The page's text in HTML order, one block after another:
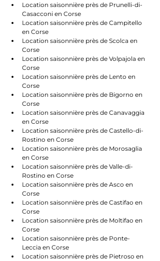
Location saisonnière près de Prunelli-di-
Casacconi en Corse
Location saisonnière près de Campitello
en Corse
Location saisonnière près de Scolca en
Corse
Location saisonnière près de Volpajola en
Corse
Location saisonnière près de Lento en
Corse
Location saisonnière près de Bigorno en
Corse
Location saisonnière près de Canavaggia
en Corse
Location saisonnière près de Castello-di-
Rostino en Corse
Location saisonnière près de Morosaglia
en Corse
Location saisonnière près de Valle-di-
Rostino en Corse
Location saisonnière près de Asco en
Corse
Location saisonnière près de Castifao en
Corse
Location saisonnière près de Moltifao en
Corse
Location saisonnière près de Ponte-
Leccia en Corse
Location saisonnière près de Pietroso en